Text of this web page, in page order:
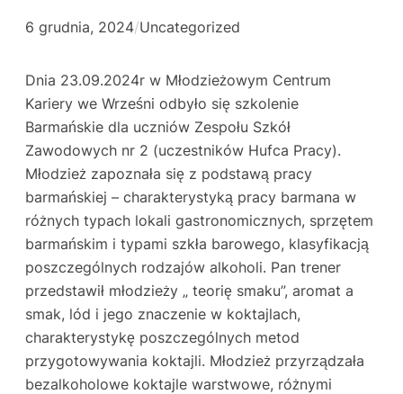
6 grudnia, 2024/Uncategorized
Dnia 23.09.2024r w Młodzieżowym Centrum
Kariery we Wrześni odbyło się szkolenie
Barmańskie dla uczniów Zespołu Szkół
Zawodowych nr 2 (uczestników Hufca Pracy).
Młodzież zapoznała się z podstawą pracy
barmańskiej – charakterystyką pracy barmana w
różnych typach lokali gastronomicznych, sprzętem
barmańskim i typami szkła barowego, klasyfikacją
poszczególnych rodzajów alkoholi. Pan trener
przedstawił młodzieży „ teorię smaku”, aromat a
smak, lód i jego znaczenie w koktajlach,
charakterystykę poszczególnych metod
przygotowywania koktajli. Młodzież przyrządzała
bezalkoholowe koktajle warstwowe, różnymi